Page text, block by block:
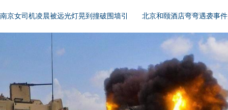
南京女司机凌晨被远光灯晃到撞破围墙引 北京和颐酒店弯弯遇袭事